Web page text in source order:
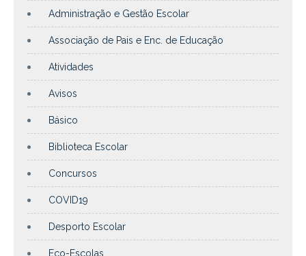
Administração e Gestão Escolar
Associação de Pais e Enc. de Educação
Atividades
Avisos
Básico
Biblioteca Escolar
Concursos
COVID19
Desporto Escolar
Eco-Escolas